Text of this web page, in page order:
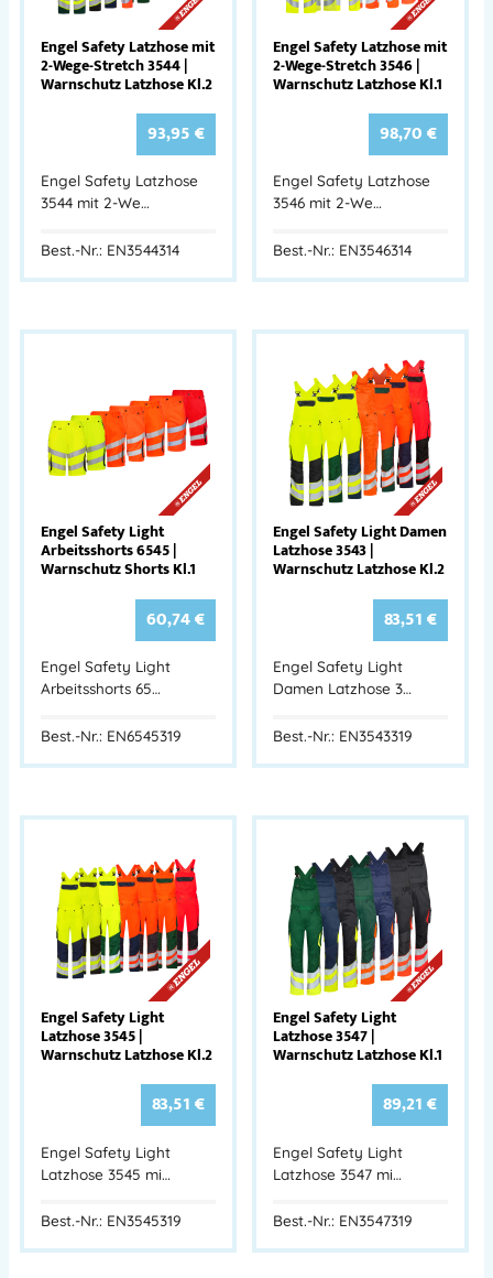
Engel Safety Latzhose mit
2-Wege-Stretch 3544 |
Warnschutz Latzhose Kl.2
93,95€
Engel Safety Latzhose
3544 mit 2-We…
Best.-Nr.: EN3544314
Engel Safety Latzhose mit
2-Wege-Stretch 3546 |
Warnschutz Latzhose Kl.1
98,70€
Engel Safety Latzhose
3546 mit 2-We…
Best.-Nr.: EN3546314
Engel Safety Light
Arbeitsshorts 6545 |
Warnschutz Shorts Kl.1
60,74€
Engel Safety Light
Arbeitsshorts 65…
Best.-Nr.: EN6545319
Engel Safety Light Damen
Latzhose 3543 |
Warnschutz Latzhose Kl.2
83,51€
Engel Safety Light
Damen Latzhose 3…
Best.-Nr.: EN3543319
Engel Safety Light
Latzhose 3545 |
Warnschutz Latzhose Kl.2
83,51€
Engel Safety Light
Latzhose 3545 mi…
Best.-Nr.: EN3545319
Engel Safety Light
Latzhose 3547 |
Warnschutz Latzhose Kl.1
89,21€
Engel Safety Light
Latzhose 3547 mi…
Best.-Nr.: EN3547319